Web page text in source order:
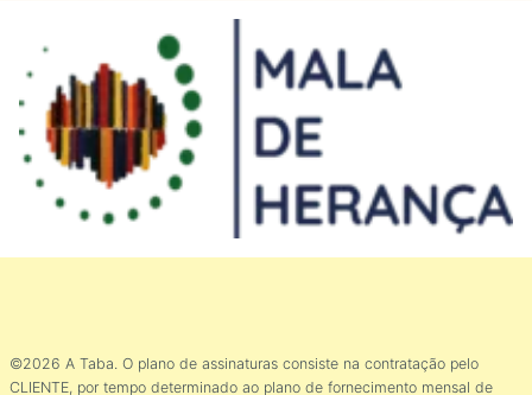
©2026 A Taba. O plano de assinaturas consiste na contratação pelo
CLIENTE, por tempo determinado ao plano de fornecimento mensal de